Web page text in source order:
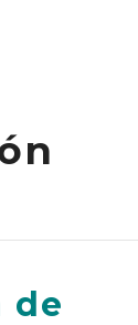
de